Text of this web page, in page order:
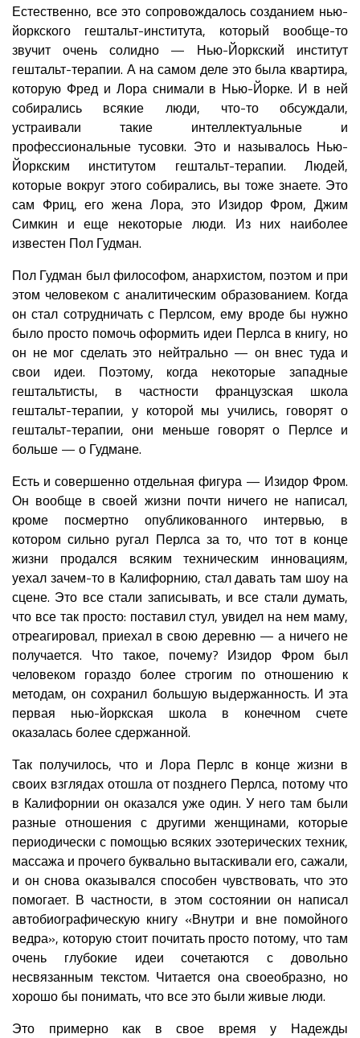
Естественно, все это сопровождалось созданием нью-
йоркского гештальт-института, который вообще-то
звучит очень солидно — Нью-Йоркский институт
гештальт-терапии. А на самом деле это была квартира,
которую Фред и Лора снимали в Нью-Йорке. И в ней
собирались всякие люди, что-то обсуждали,
устраивали такие интеллектуальные и
профессиональные тусовки. Это и называлось Нью-
Йоркским институтом гештальт-терапии. Людей,
которые вокруг этого собирались, вы тоже знаете. Это
сам Фриц, его жена Лора, это Изидор Фром, Джим
Симкин и еще некоторые люди. Из них наиболее
известен Пол Гудман.
Пол Гудман был философом, анархистом, поэтом и при
этом человеком с аналитическим образованием. Когда
он стал сотрудничать с Перлсом, ему вроде бы нужно
было просто помочь оформить идеи Перлса в книгу, но
он не мог сделать это нейтрально — он внес туда и
свои идеи. Поэтому, когда некоторые западные
гештальтисты, в частности французская школа
гештальт-терапии, у которой мы учились, говорят о
гештальт-терапии, они меньше говорят о Перлсе и
больше — о Гудмане.
Есть и совершенно отдельная фигура — Изидор Фром.
Он вообще в своей жизни почти ничего не написал,
кроме посмертно опубликованного интервью, в
котором сильно ругал Перлса за то, что тот в конце
жизни продался всяким техническим инновациям,
уехал зачем-то в Калифорнию, стал давать там шоу на
сцене. Это все стали записывать, и все стали думать,
что все так просто: поставил стул, увидел на нем маму,
отреагировал, приехал в свою деревню — а ничего не
получается. Что такое, почему? Изидор Фром был
человеком гораздо более строгим по отношению к
методам, он сохранил большую выдержанность. И эта
первая нью-йоркская школа в конечном счете
оказалась более сдержанной.
Так получилось, что и Лора Перлс в конце жизни в
своих взглядах отошла от позднего Перлса, потому что
в Калифорнии он оказался уже один. У него там были
разные отношения с другими женщинами, которые
периодически с помощью всяких эзотерических техник,
массажа и прочего буквально вытаскивали его, сажали,
и он снова оказывался способен чувствовать, что это
помогает. В частности, в этом состоянии он написал
автобиографическую книгу «Внутри и вне помойного
ведра», которую стоит почитать просто потому, что там
очень глубокие идеи сочетаются с довольно
несвязанным текстом. Читается она своеобразно, но
хорошо бы понимать, что все это были живые люди.
Это примерно как в свое время у Надежды